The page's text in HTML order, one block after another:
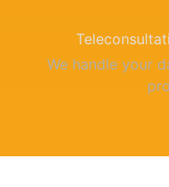
We handle your